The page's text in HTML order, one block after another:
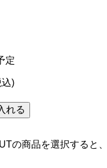
定
込)
の商品を選択すると